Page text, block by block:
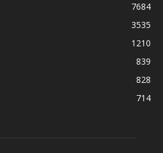
7684
3535
1210
839
828
714